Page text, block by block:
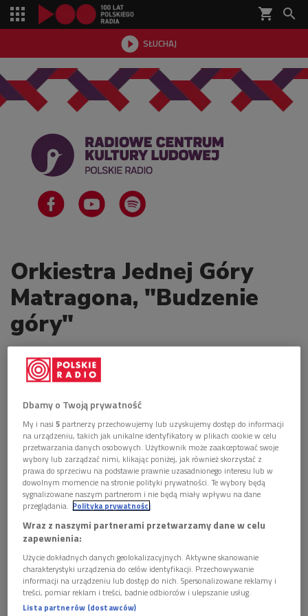
shopping_cart 
 SŁUCHAJ

Orkiestra Jednej Góry
Matragona, "Budzenie
góry"
ostatnia aktualizacja:
Trzecia nagroda w konkursie na Folkowy
Fonogram Roku 1998 na ogólnopolskim
festiwalu Mikołajki Folkowe w Lublinie.
Dbamy o Twoją prywatność
My i nasi5 partnerzy przechowujemy lub uzyskujemy dostęp do informacji
na urządzeniu, takich jak unikalne identyfikatory w plikach cookie w celu
przetwarzania danych osobowych. Użytkownik może zaakceptować swoje
wybory lub zarządzać nimi, klikając poniżej, jak również skorzystać z
prawa do sprzeciwu na podstawie prawnie uzasadnionego interesu lub w
dowolnym momencie na stronie polityki prywatności. Te wybory będą
sygnalizowane naszym partnerom i nie będą miały wpływu na dane
przeglądania. Polityka prywatności
Wraz z naszymi partnerami przetwarzamy dane w celu
zapewnienia:
Użycie dokładnych danych geolokalizacyjnych. Aktywne skanowanie
charakterystyki urządzenia do celów identyfikacji. Przechowywanie
informacji na urządzeniu lub dostęp do nich. Spersonalizowane reklamy i
treści, pomiar reklam i treści, badnie odbiorców i ulepszanie usług.
Lista partnerów (dostawców)